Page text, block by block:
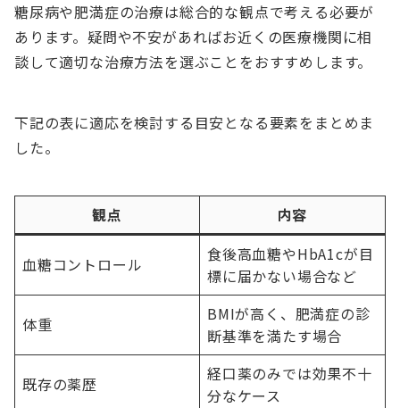
糖尿病や肥満症の治療は総合的な観点で考える必要が
あります。疑問や不安があればお近くの医療機関に相
談して適切な治療方法を選ぶことをおすすめします。
下記の表に適応を検討する目安となる要素をまとめま
した。
観点 内容
血糖コントロール
食後高血糖やHbA1cが目
標に届かない場合など
体重
BMIが高く、肥満症の診
断基準を満たす場合
既存の薬歴
経口薬のみでは効果不十
分なケース